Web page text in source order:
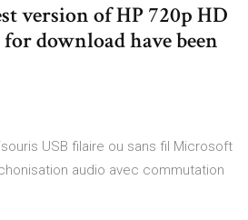
version of HP 720p HD
download have been
USB filaire ou sans fil Microsoft
audio avec commutation